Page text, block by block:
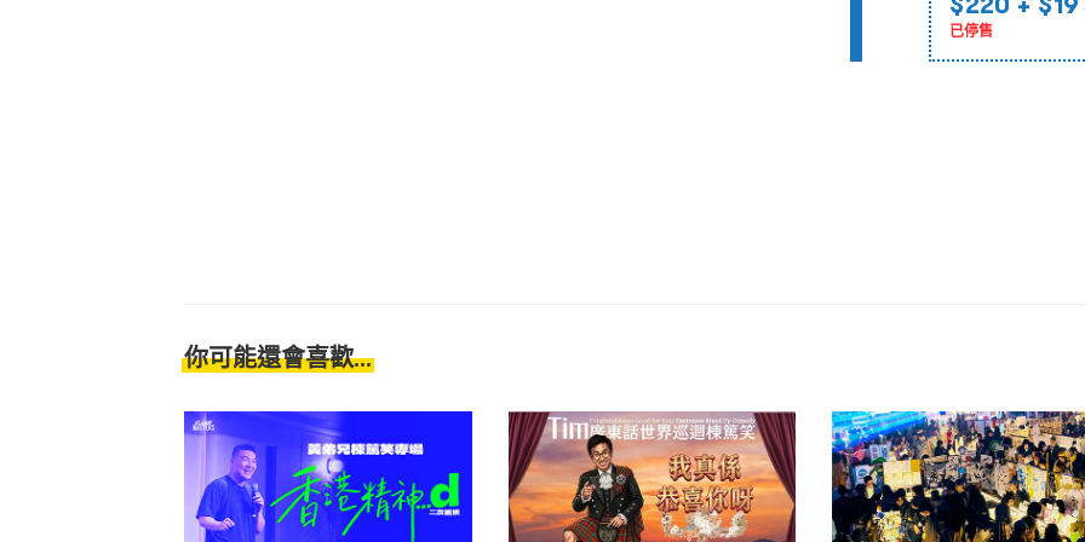
已停售
你可能還會喜歡...